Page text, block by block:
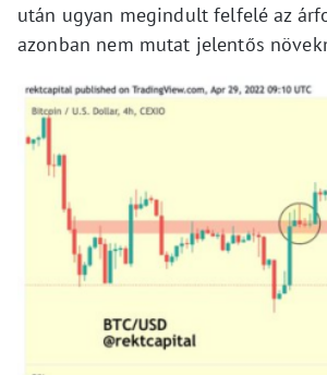
után ugyan megindult felfelé az
azonban nem mutat jelentős